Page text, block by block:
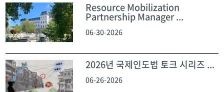
Resource Mobilization
Partnership Manager ...
06-30-2026
2026년 국제인도법 토크 시리즈 ...
06-26-2026